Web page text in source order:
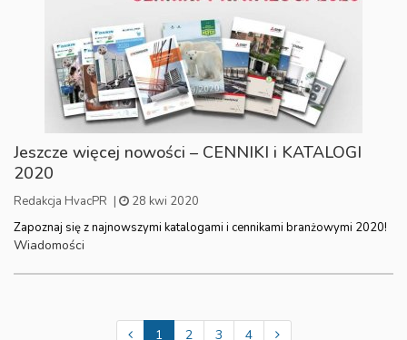
Jeszcze więcej nowości – CENNIKI i KATALOGI
2020
Redakcja HvacPR |
28 kwi 2020
Zapoznaj się z najnowszymi katalogami i cennikami branżowymi 2020!
Wiadomości
1 2 3 4